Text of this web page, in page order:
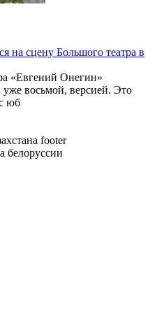
на сцену Большого театра в
«Евгений Онегин»
восьмой, версией. Это
юб
белоруссии